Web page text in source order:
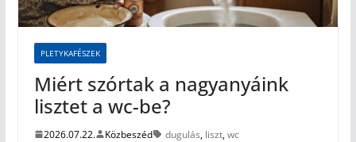
PLETYKAFÉSZEK
Miért szórtak a nagyanyáink
lisztet a wc-be?
2026.07.22. Közbeszéd dugulás, liszt,wc